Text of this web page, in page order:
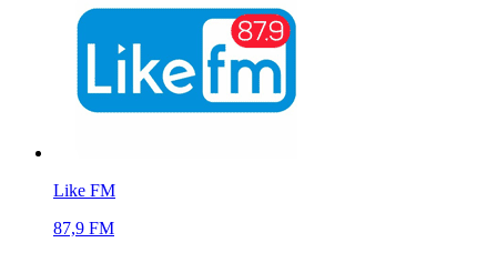
Like FM
87,9 FM